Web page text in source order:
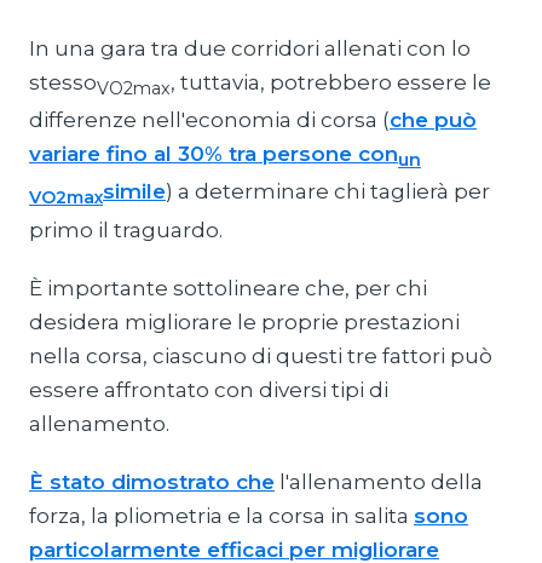
In una gara tra due corridori allenati con lo
stessoVO2max, tuttavia, potrebbero essere le
differenze nell'economia di corsa (che può
variare fino al 30% tra persone conun
VO2maxsimile) a determinare chi taglierà per
primo il traguardo.
È importante sottolineare che, per chi
desidera migliorare le proprie prestazioni
nella corsa, ciascuno di questi tre fattori può
essere affrontato con diversi tipi di
allenamento.
È stato dimostrato che l'allenamento della
forza, la pliometria e la corsa in salita sono
particolarmente efficaci per migliorare